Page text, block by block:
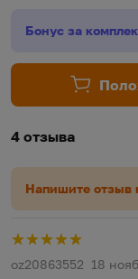
Бонус за
4 отзыва
Напишите отзыв
oz20863552 18